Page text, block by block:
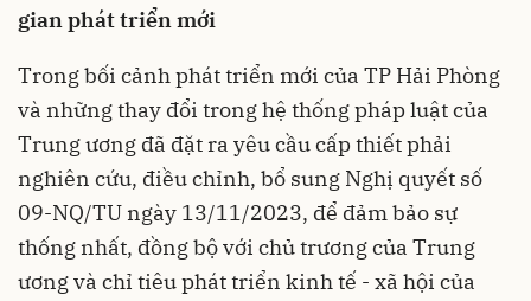
gian phát triển mới
Trong bối cảnh phát triển mới của TP Hải Phòng
và những thay đổi trong hệ thống pháp luật của
Trung ương đã đặt ra yêu cầu cấp thiết phải
nghiên cứu, điều chỉnh, bổ sung Nghị quyết số
09-NQ/TU ngày 13/11/2023, để đảm bảo sự
thống nhất, đồng bộ với chủ trương của Trung
ương và chỉ tiêu phát triển kinh tế - xã hội của